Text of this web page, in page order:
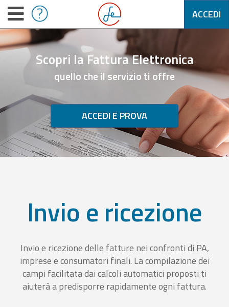
ACCEDI
Scopri la Fattura Elettronica
quello che il servizio ti offre
ACCEDI E PROVA
Invio e ricezione
Invio e ricezione delle fatture nei confronti di PA,
imprese e consumatori finali. La compilazione dei
campi facilitata dai calcoli automatici proposti ti
aiuterà a predisporre rapidamente ogni fattura.